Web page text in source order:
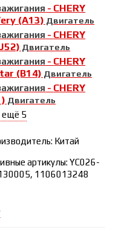
- CHERY
(A13) Двигатель
- CHERY
Двигатель
- CHERY
(B14) Двигатель
- CHERY
Двигатель
ещё 5
Китай
артикулы: YC026-
1106013248